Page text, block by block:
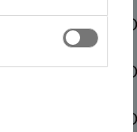
07:00 -
07:00 -
07:00 -